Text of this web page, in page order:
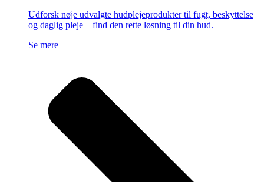
Udforsk nøje udvalgte hudplejeprodukter til fugt, beskyttelse
og daglig pleje – find den rette løsning til din hud.
Se mere